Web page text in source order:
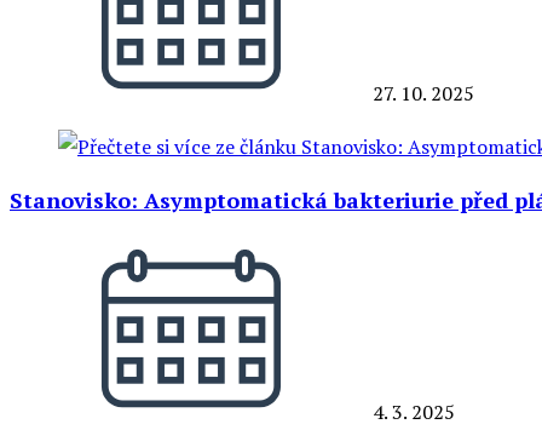
27. 10. 2025
Stanovisko: Asymptomatická bakteriurie před
4. 3. 2025